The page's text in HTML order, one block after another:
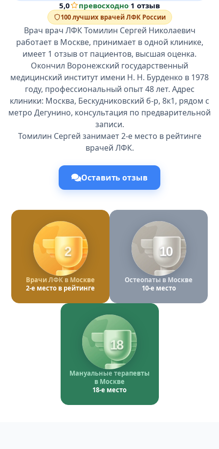
5,0 превосходно·1 отзыв
100 лучших врачей ЛФК России
Врач врач ЛФК Томилин Сергей Николаевич
работает в Москве, принимает в одной клинике,
имеет 1 отзыв от пациентов, высшая оценка.
Окончил Воронежский государственный
медицинский институт имени Н. Н. Бурденко в 1978
году, профессиональный опыт 48 лет. Адрес
клиники: Москва, Бескудниковский б-р, 8к1, рядом с
метро Дегунино, консультация по предварительной
записи.
Томилин Сергей занимает 2-е место в рейтинге
врачей ЛФК.
Оставить отзыв
2
Врачи ЛФК в Москве
2-е место в рейтинге
10
Остеопаты в Москве
10-е место
18
Мануальные терапевты
в Москве
18-е место